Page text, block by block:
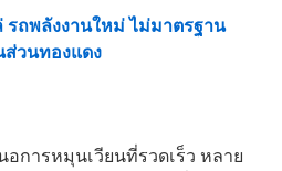
รถพลังงานใหม่ ไม่มาตรฐาน
ส่วนทองแดง
อการหมุนเวียนที่รวดเร็ว หลาย